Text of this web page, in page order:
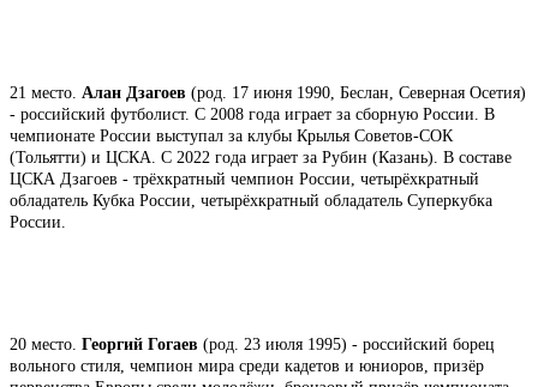
21 место. Алан Дзагоев (род. 17 июня 1990, Беслан, Северная Осетия)
- российский футболист. С 2008 года играет за сборную России. В
чемпионате России выступал за клубы Крылья Советов-СОК
(Тольятти) и ЦСКА. С 2022 года играет за Рубин (Казань). В составе
ЦСКА Дзагоев - трёхкратный чемпион России, четырёхкратный
обладатель Кубка России, четырёхкратный обладатель Суперкубка
России.
20 место. Георгий Гогаев (род. 23 июля 1995) - российский борец
вольного стиля, чемпион мира среди кадетов и юниоров, призёр